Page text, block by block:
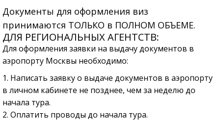
Документы для оформления виз
принимаются ТОЛЬКО в ПОЛНОМ ОБЪЕМЕ.
ДЛЯ РЕГИОНАЛЬНЫХ АГЕНТСТВ:
Для оформления заявки на выдачу документов в
аэропорту Москвы необходимо:
1. Написать заявку о выдаче документов в аэропорту
в личном кабинете не позднее, чем за неделю до
начала тура.
2. Оплатить проводы до начала тура.